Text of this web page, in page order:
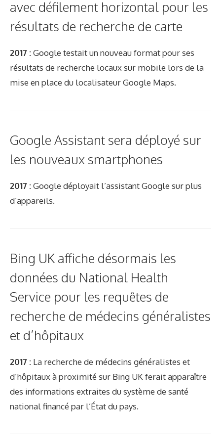
avec défilement horizontal pour les
résultats de recherche de carte
2017 :Google testait un nouveau format pour ses
résultats de recherche locaux sur mobile lors de la
mise en place du localisateur Google Maps.
Google Assistant sera déployé sur
les nouveaux smartphones
2017 :Google déployait l’assistant Google sur plus
d’appareils.
Bing UK affiche désormais les
données du National Health
Service pour les requêtes de
recherche de médecins généralistes
et d’hôpitaux
2017 : La recherche de médecins généralistes et
d’hôpitaux à proximité sur Bing UK ferait apparaître
des informations extraites du système de santé
national financé par l’État du pays.